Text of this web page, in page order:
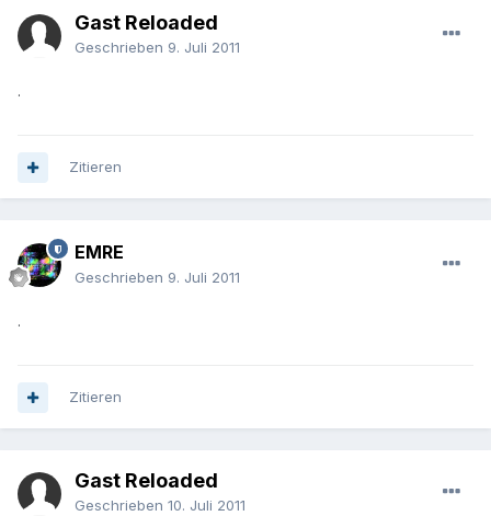
Gast Reloaded
Geschrieben 9. Juli 2011
.
Zitieren
EMRE
Geschrieben 9. Juli 2011
.
Zitieren
Gast Reloaded
Geschrieben 10. Juli 2011